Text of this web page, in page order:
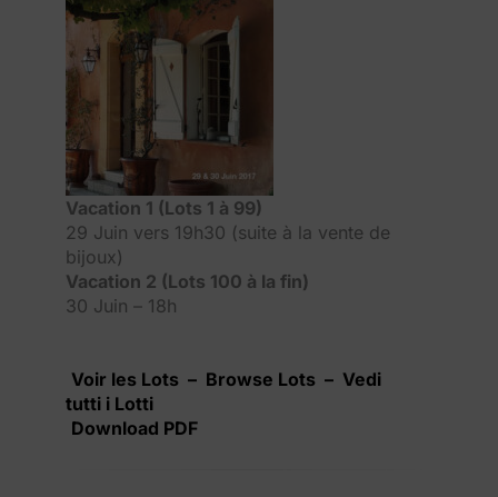
Vacation 1 (Lots 1 à 99)
29 Juin vers 19h30 (suite à la vente de
bijoux)
Vacation 2 (Lots 100 à la fin)
30 Juin – 18h
Voir les Lots – Browse Lots – Vedi
tutti i Lotti
Download PDF